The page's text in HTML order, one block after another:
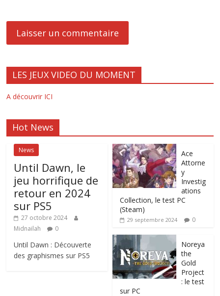
LES JEUX VIDEO DU MOMENT
A découvrir ICI
Hot News
News
Until Dawn, le
jeu horrifique de
retour en 2024
sur PS5
27 octobre 2024
Midnailah
0
Until Dawn : Découverte
des graphismes sur PS5
Ace
Attorne
y
Investig
ations
Collection, le test PC
(Steam)
29 septembre 2024 0
Noreya
the
Gold
Project
: le test
sur PC